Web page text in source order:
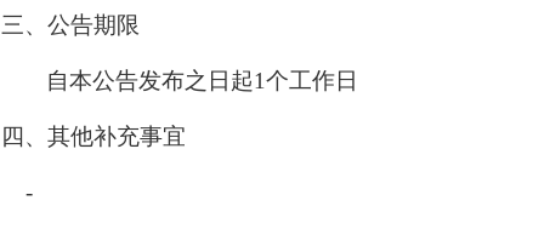
三、公告期限
自本公告发布之日起1个工作日
四、 其他补充事宜
-